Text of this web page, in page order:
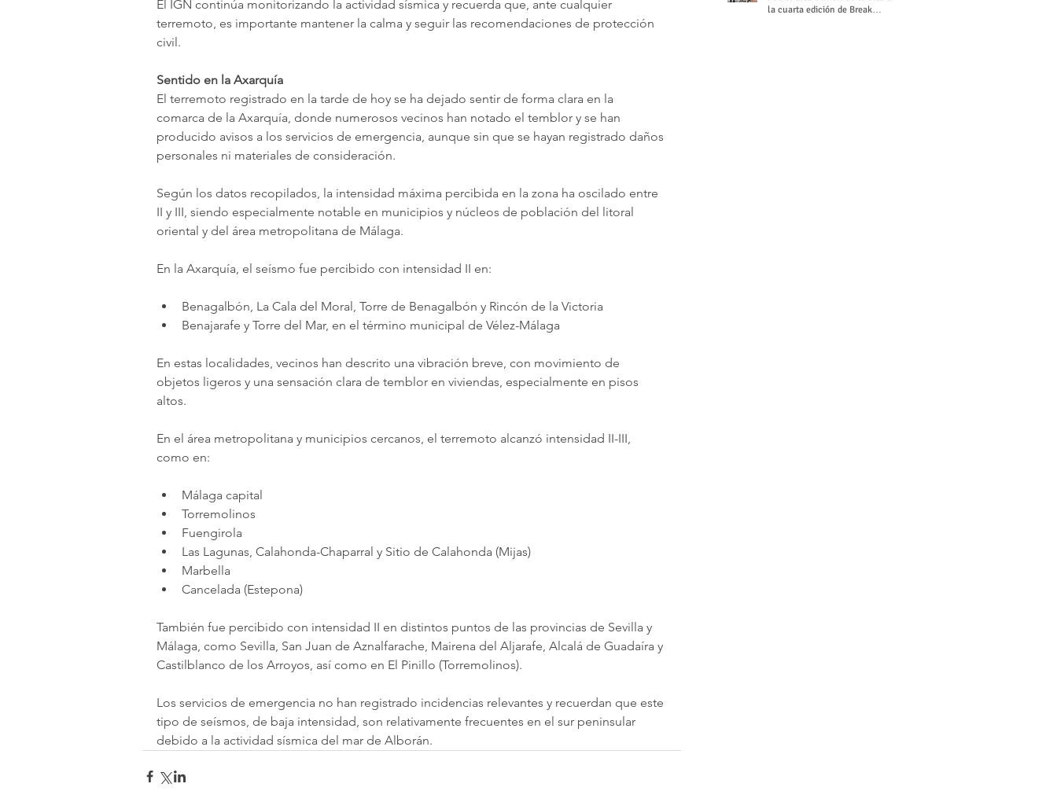
El IGN continúa monitorizando la actividad sísmica y recuerda que, ante cualquier
terremoto, es importante mantener la calma y seguir las recomendaciones de protección
civil.
Sentido en la Axarquía
El terremoto registrado en la tarde de hoy se ha dejado sentir de forma clara en la
comarca de la Axarquía, donde numerosos vecinos han notado el temblor y se han
producido avisos a los servicios de emergencia, aunque sin que se hayan registrado daños
personales ni materiales de consideración.
Según los datos recopilados, la intensidad máxima percibida en la zona ha oscilado entre
II y III, siendo especialmente notable en municipios y núcleos de población del litoral
oriental y del área metropolitana de Málaga.
En la Axarquía, el seísmo fue percibido con intensidad II en:
Benagalbón, La Cala del Moral, Torre de Benagalbón y Rincón de la Victoria
Benajarafe y Torre del Mar, en el término municipal de Vélez-Málaga
En estas localidades, vecinos han descrito una vibración breve, con movimiento de
objetos ligeros y una sensación clara de temblor en viviendas, especialmente en pisos
altos.
En el área metropolitana y municipios cercanos, el terremoto alcanzó intensidad II-III,
como en:
Málaga capital
Torremolinos
Fuengirola
Las Lagunas, Calahonda-Chaparral y Sitio de Calahonda (Mijas)
Marbella
Cancelada (Estepona)
También fue percibido con intensidad II en distintos puntos de las provincias de Sevilla y
Málaga, como Sevilla, San Juan de Aznalfarache, Mairena del Aljarafe, Alcalá de Guadaíra y
Castilblanco de los Arroyos, así como en El Pinillo (Torremolinos).
Los servicios de emergencia no han registrado incidencias relevantes y recuerdan que este
tipo de seísmos, de baja intensidad, son relativamente frecuentes en el sur peninsular
debido a la actividad sísmica del mar de Alborán.
la cuarta edición de Break